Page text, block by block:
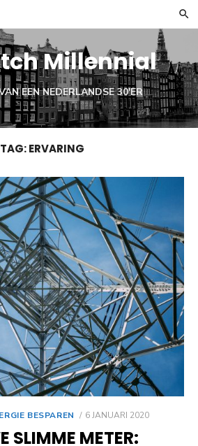
Millennial
EEN NEDERLANDSE 30'ER
TAG:ERVARING
BESPAREN
GEPLAATST
6 JANUARI 2020
SLIMME METER: